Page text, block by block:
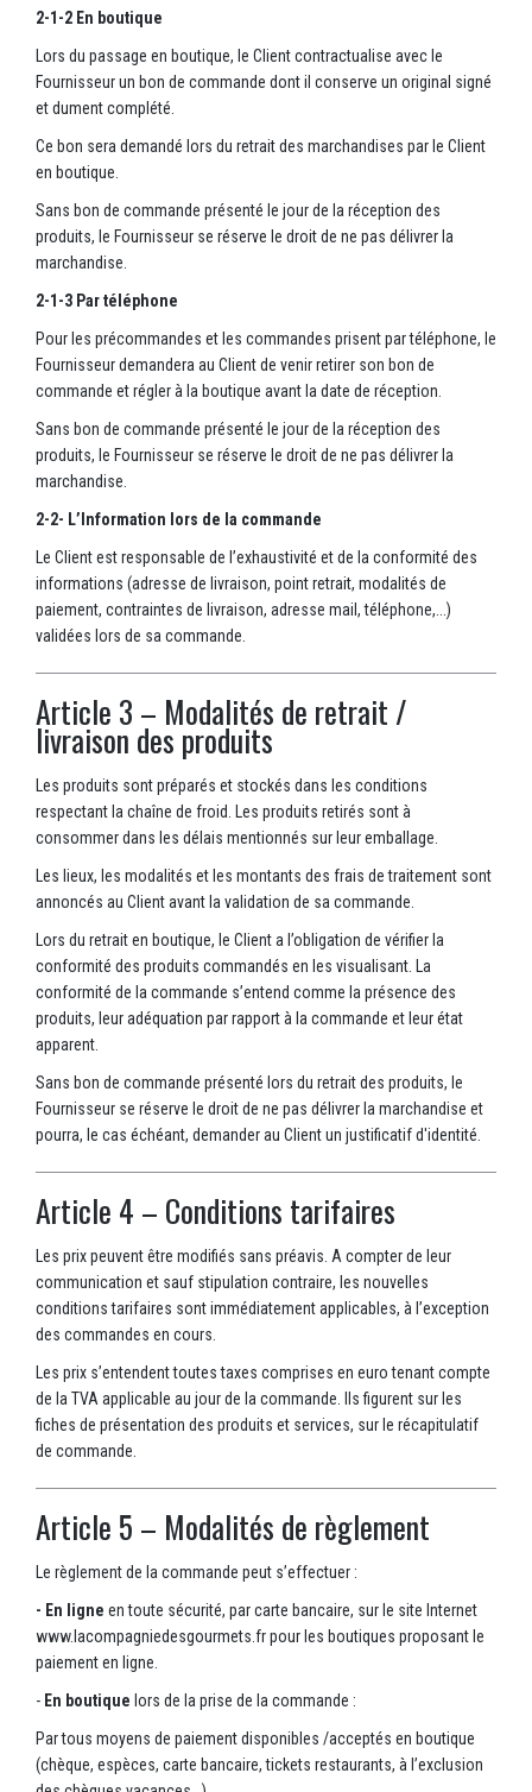
2-1-2 En boutique
Lors du passage en boutique, le Client contractualise avec le
Fournisseur un bon de commande dont il conserve un original signé
et dument complété.
Ce bon sera demandé lors du retrait des marchandises par le Client
en boutique.
Sans bon de commande présenté le jour de la réception des
produits, le Fournisseur se réserve le droit de ne pas délivrer la
marchandise.
2-1-3 Par téléphone
Pour les précommandes et les commandes prisent par téléphone, le
Fournisseur demandera au Client de venir retirer son bon de
commande et régler à la boutique avant la date de réception.
Sans bon de commande présenté le jour de la réception des
produits, le Fournisseur se réserve le droit de ne pas délivrer la
marchandise.
2-2- L’Information lors de la commande
Le Client est responsable de l’exhaustivité et de la conformité des
informations (adresse de livraison, point retrait, modalités de
paiement, contraintes de livraison, adresse mail, téléphone,...)
validées lors de sa commande.
Article 3 – Modalités de retrait /
livraison des produits
Les produits sont préparés et stockés dans les conditions
respectant la chaîne de froid. Les produits retirés sont à
consommer dans les délais mentionnés sur leur emballage.
Les lieux, les modalités et les montants des frais de traitement sont
annoncés au Client avant la validation de sa commande.
Lors du retrait en boutique, le Client a l’obligation de vérifier la
conformité des produits commandés en les visualisant. La
conformité de la commande s’entend comme la présence des
produits, leur adéquation par rapport à la commande et leur état
apparent.
Sans bon de commande présenté lors du retrait des produits, le
Fournisseur se réserve le droit de ne pas délivrer la marchandise et
pourra, le cas échéant, demander au Client un justificatif d'identité.
Article 4 – Conditions tarifaires
Les prix peuvent être modifiés sans préavis. A compter de leur
communication et sauf stipulation contraire, les nouvelles
conditions tarifaires sont immédiatement applicables, à l’exception
des commandes en cours.
Les prix s’entendent toutes taxes comprises en euro tenant compte
de la TVA applicable au jour de la commande. Ils figurent sur les
fiches de présentation des produits et services, sur le récapitulatif
de commande.
Article 5 – Modalités de règlement
Le règlement de la commande peut s’effectuer :
- En ligne en toute sécurité, par carte bancaire, sur le site Internet
www.lacompagniedesgourmets.fr pour les boutiques proposant le
paiement en ligne.
- En boutique lors de la prise de la commande :
Par tous moyens de paiement disponibles /acceptés en boutique
(chèque, espèces, carte bancaire, tickets restaurants, à l’exclusion